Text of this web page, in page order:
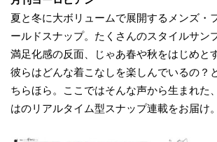
夏と冬に大ボリュームで展開するメンズ・
ールドスナップ。たくさんのスタイルサン
満足化感の反面、じゃあ春や秋をはじめと
彼らはどんな着こなしを楽しんでいるの？
ちらほら。ここではそんな声から生まれた
はのリアルタイム型スナップ連載をお届け。